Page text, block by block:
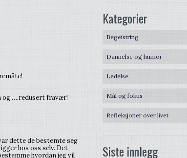
og ….redusert fravær!
dette de bestemte seg
hos oss selv. Det
hvordan jeg vil
Kategorier
Begeistring
Dannelse og humor
Ledelse
Mål og fokus
Refleksjoner over livet
Siste innlegg